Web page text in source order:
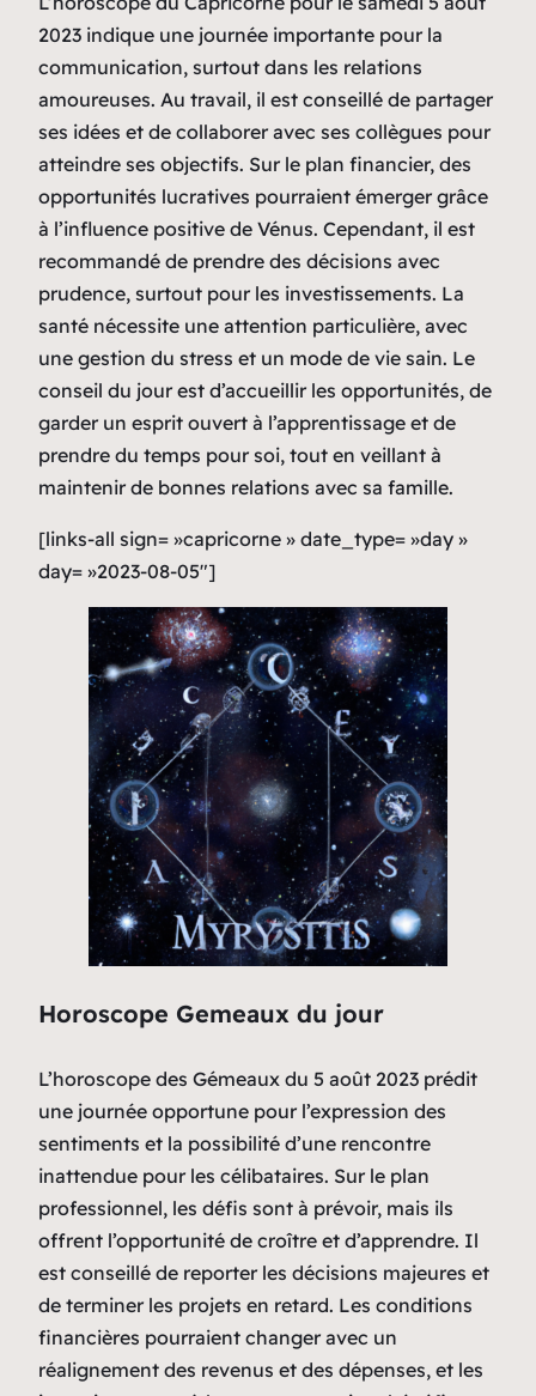
2023 indique une journée importante pour la
communication, surtout dans les relations
amoureuses. Au travail, il est conseillé de partager
ses idées et de collaborer avec ses collègues pour
atteindre ses objectifs. Sur le plan financier, des
opportunités lucratives pourraient émerger grâce
à l’influence positive de Vénus. Cependant, il est
recommandé de prendre des décisions avec
prudence, surtout pour les investissements. La
santé nécessite une attention particulière, avec
une gestion du stress et un mode de vie sain. Le
conseil du jour est d’accueillir les opportunités, de
garder un esprit ouvert à l’apprentissage et de
prendre du temps pour soi, tout en veillant à
maintenir de bonnes relations avec sa famille.
[links-all sign= »capricorne » date_type= »day »
day= »2023-08-05″]
Horoscope Gemeaux du jour
L’horoscope des Gémeaux du 5 août 2023 prédit
une journée opportune pour l’expression des
sentiments et la possibilité d’une rencontre
inattendue pour les célibataires. Sur le plan
professionnel, les défis sont à prévoir, mais ils
offrent l’opportunité de croître et d’apprendre. Il
est conseillé de reporter les décisions majeures et
de terminer les projets en retard. Les conditions
financières pourraient changer avec un
réalignement des revenus et des dépenses, et les